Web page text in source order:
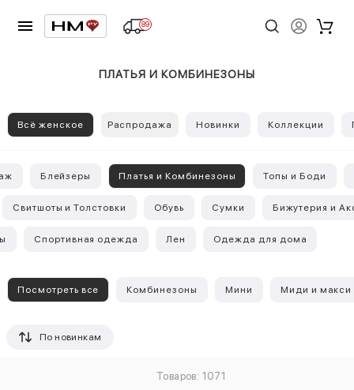
89
ПЛАТЬЯ И КОМБИНЕЗОНЫ
Всё женское Распродажа Новинки Коллекции
Блейзеры Платья и Комбинезоны Топы и Боди
Свитшоты и Толстовки Обувь Сумки Бижутерия и
Спортивная одежда Лен Одежда для дома
Посмотреть все Комбинезоны Мини Миди и макси
По новинкам
Товаров: 1071